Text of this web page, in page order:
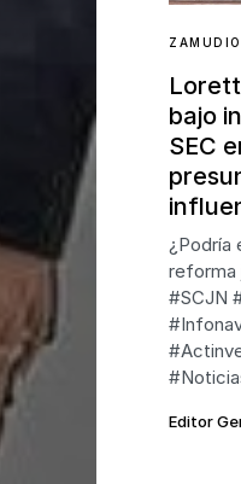
bajo
SEC
¿Podría
reforma
#SCJN
Editor